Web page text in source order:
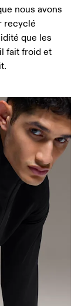
nous avons
recyclé
que les
fait froid et